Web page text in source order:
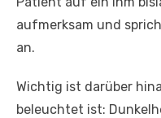
aufmerksam und
an.
Wichtig ist darüber
beleuchtet ist: